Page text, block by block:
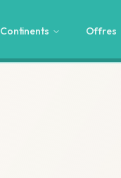
Continents Offres